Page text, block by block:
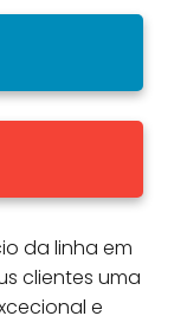
da linha em
clientes uma
e